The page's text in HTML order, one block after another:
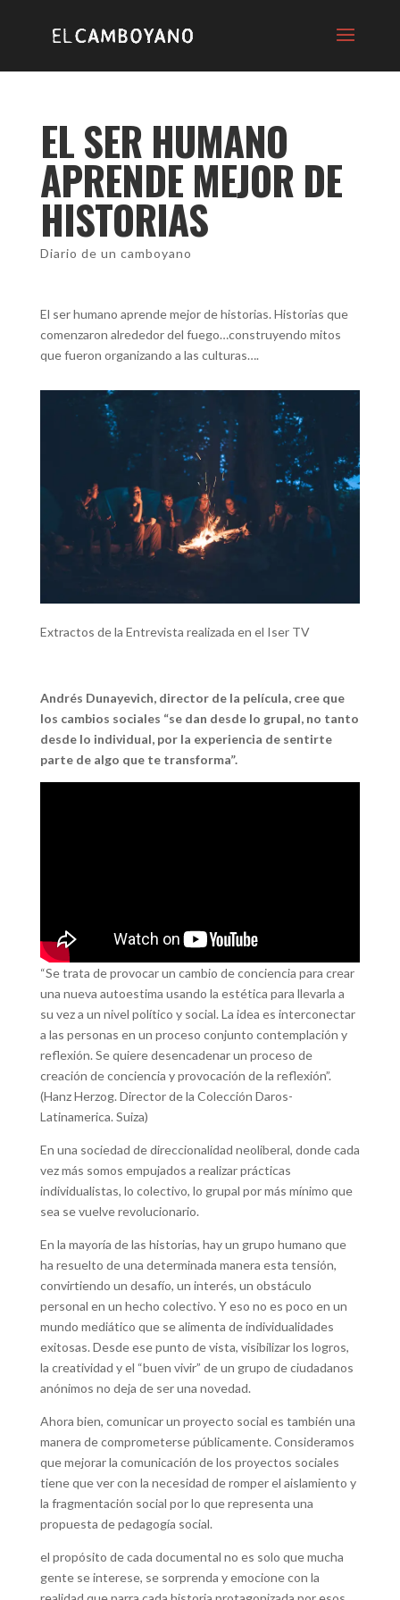
EL SER HUMANO
APRENDE MEJOR DE
HISTORIAS
Diario de un camboyano
El ser humano aprende mejor de historias. Historias que
comenzaron alrededor del fuego…construyendo mitos
que fueron organizando a las culturas….
Extractos de la Entrevista realizada en el Iser TV
Andrés Dunayevich, director de la película, cree que
los cambios sociales “se dan desde lo grupal, no tanto
desde lo individual, por la experiencia de sentirte
parte de algo que te transforma”.
“Se trata de provocar un cambio de conciencia para crear
una nueva autoestima usando la estética para llevarla a
su vez a un nivel político y social. La idea es interconectar
a las personas en un proceso conjunto contemplación y
reflexión. Se quiere desencadenar un proceso de
creación de conciencia y provocación de la reflexión”.
(Hanz Herzog. Director de la Colección Daros-
Latinamerica. Suiza)
En una sociedad de direccionalidad neoliberal, donde cada
vez más somos empujados a realizar prácticas
individualistas, lo colectivo, lo grupal por más mínimo que
sea se vuelve revolucionario.
En la mayoría de las historias, hay un grupo humano que
ha resuelto de una determinada manera esta tensión,
convirtiendo un desafío, un interés, un obstáculo
personal en un hecho colectivo. Y eso no es poco en un
mundo mediático que se alimenta de individualidades
exitosas. Desde ese punto de vista, visibilizar los logros,
la creatividad y el “buen vivir” de un grupo de ciudadanos
anónimos no deja de ser una novedad.
Ahora bien, comunicar un proyecto social es también una
manera de comprometerse públicamente. Consideramos
que mejorar la comunicación de los proyectos sociales
tiene que ver con la necesidad de romper el aislamiento y
la fragmentación social por lo que representa una
propuesta de pedagogía social.
el propósito de cada documental no es solo que mucha
gente se interese, se sorprenda y emocione con la